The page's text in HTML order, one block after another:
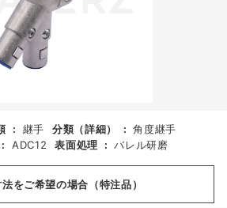
: 継手 分類（詳細） : 角度継手
: ADC12 表面処理 : バレル研磨
をご希望の場合（特注品）